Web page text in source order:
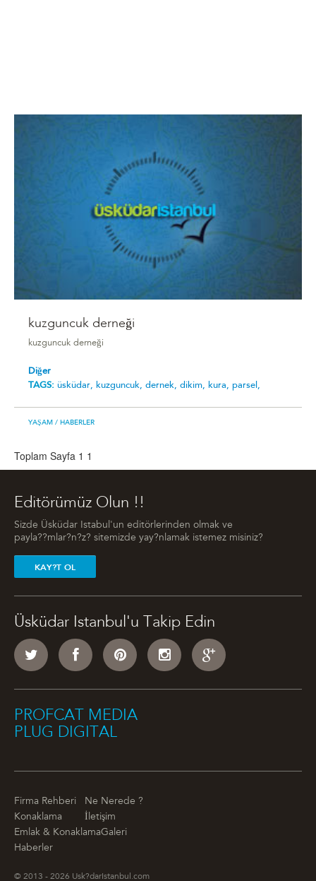
kuzguncuk derneği
kuzguncuk derneği
Diğer
TAGS: üsküdar, kuzguncuk, dernek, dikim, kura, parsel,
YAŞAM / HABERLER
Toplam Sayfa 1 1
Editörümüz Olun !!
Sizde Üsküdar Istabul'un editörlerinden olmak ve
payla??mlar?n?z? sitemizde yay?nlamak istemez misiniz?
KAY?T OL
Üsküdar Istanbul'u Takip Edin
PROFCAT MEDIA
PLUG DIGITAL
Firma Rehberi
Ne Nerede ?
Konaklama
İletişim
Emlak & KonaklamaGaleri
Haberler
© 2013 - 2026 Usk?darIstanbul.com